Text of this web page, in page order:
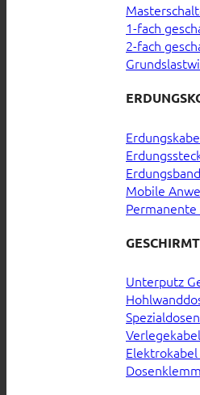
1-fach
2-fach
Erdungsband
Mobile
Unterputz
Spezialdosen
Elektrokabel